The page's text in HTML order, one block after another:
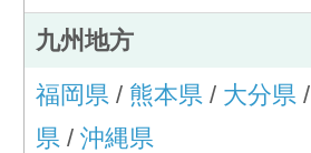
九州地方
福岡県/ 熊本県/ 大分県/
県/ 沖縄県